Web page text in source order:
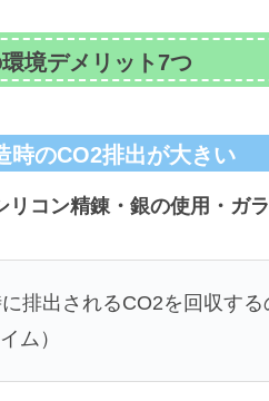
境デメリット7つ
のCO2排出が大きい
リコン精錬・銀の使用・ガ
排出されるCO2を回収す
ム）